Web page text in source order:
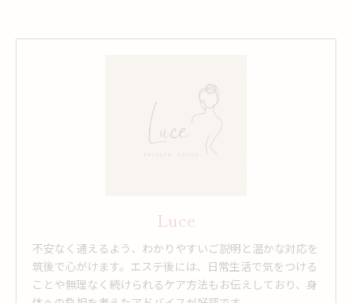
Luce
不安なく通えるよう、わかりやすいご説明と温かな対応を
筑後で心がけます。エステ後には、日常生活で気をつける
ことや無理なく続けられるケア方法もお伝えしており、身